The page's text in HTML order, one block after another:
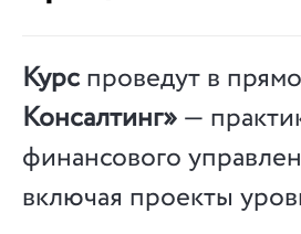
Курспроведут в
Консалтинг»—
финансового
включая проекты